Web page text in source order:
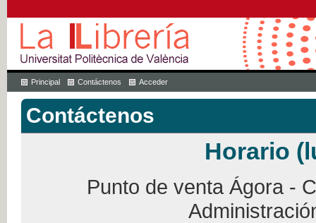
Principal Contáctenos Acceder
Contáctenos
Horario
Punto de venta Ágora -